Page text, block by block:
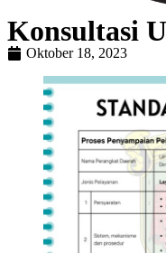
Konsultasi
Oktober 18, 2023